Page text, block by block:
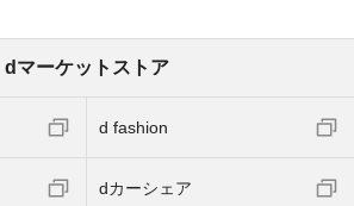
dマーケットストア
d fashion
dカーシェア